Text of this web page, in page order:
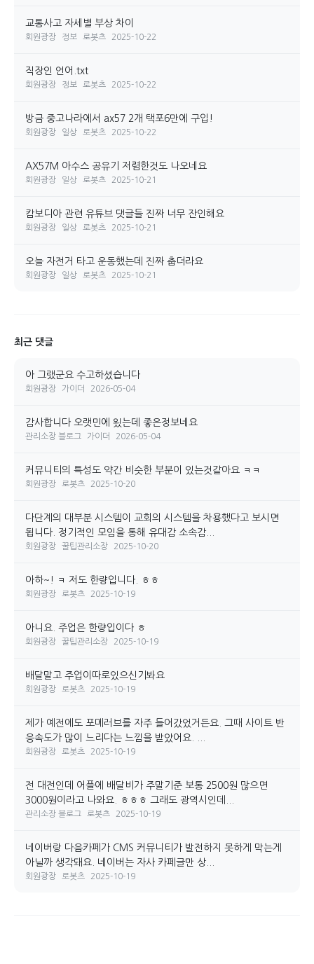
교통사고 자세별 부상 차이
회원광장 정보 로봇츠 2025-10-22
직장인 언어.txt
회원광장 정보 로봇츠 2025-10-22
방금 중고나라에서 ax57 2개 택포6만에 구입!
회원광장 일상 로봇츠 2025-10-22
AX57M 아수스 공유기 저렴한것도 나오네요
회원광장 일상 로봇츠 2025-10-21
캄보디아 관련 유튜브 댓글들 진짜 너무 잔인해요
회원광장 일상 로봇츠 2025-10-21
오늘 자전거 타고 운동했는데 진짜 춥더라요
회원광장 일상 로봇츠 2025-10-21
최근 댓글
아 그랬군요 수고하셨습니다
회원광장 가이더 2026-05-04
감사합니다 오랫민에 욌는데 좋은정보네요
관리소장 블로그 가이더 2026-05-04
커뮤니티의 특성도 약간 비슷한 부분이 있는것같아요 ㅋㅋ
회원광장 로봇츠 2025-10-20
다단계의 대부분 시스템이 교회의 시스템을 차용했다고 보시면
됩니다. 정기적인 모임을 통해 유대감 소속감...
회원광장 꿀팁관리소장 2025-10-20
아하~! ㅋ 저도 한량입니다. ㅎㅎ
회원광장 로봇츠 2025-10-19
아니요. 주업은 한량입이다 ㅎ
회원광장 꿀팁관리소장 2025-10-19
배달말고 주업이따로있으신기봐요
회원광장 로봇츠 2025-10-19
제가 예전에도 포메러브를 자주 들어갔었거든요. 그때 사이트 반
응속도가 많이 느리다는 느낌을 받았어요. ...
회원광장 로봇츠 2025-10-19
전 대전인데 어플에 배달비가 주말기준 보통 2500원 많으면
3000원이라고 나와요. ㅎㅎㅎ 그래도 광역시인데...
관리소장 블로그 로봇츠 2025-10-19
네이버랑 다음카페가 CMS 커뮤니티가 발전하지 못하게 막는게
아닐까 생각돼요. 네이버는 자사 카페글만 상...
회원광장 로봇츠 2025-10-19